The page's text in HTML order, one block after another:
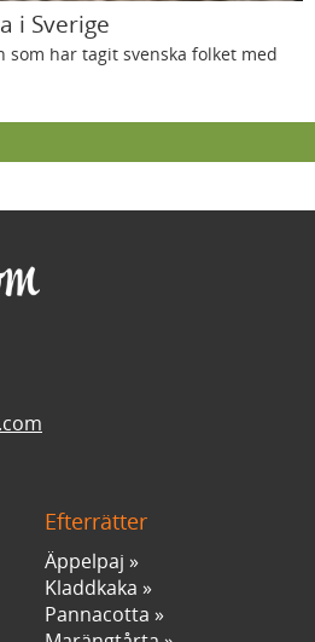
i Sverige
som har tagit svenska folket med
Efterrätter
Äppelpaj
Kladdkaka
Pannacotta